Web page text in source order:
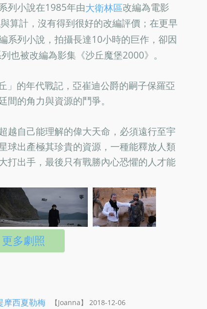
列小說在1985年由大衛林區改編為電影
算計，沒有得到很好的改編評價；在更早
系列小說，拍攝長達10小時的巨作，卻因
也被改編為影集《沙丘魔堡2000》。
」的年代戰記，亞崔迪公爵的嗣子保羅亞
的角力與資源的鬥爭。
越自己能理解的偉大天命，必須遠行至宇
球出產極其珍貴的資源，一種能釋放人類
打出手，最後只有戰勝內心恐懼的人才能
更多劇照
摩西夏勒梅 【Joanna】 2018-12-06